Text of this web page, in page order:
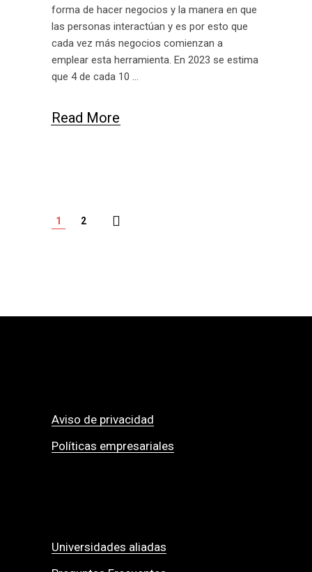
forma de hacer negocios y la manera en que
las personas interactúan y es por esto que
cada vez más negocios comienzan a
emplear esta herramienta. En 2023 se estima
que 4 de cada 10
Read More
1 2
Aviso de privacidad
Políticas empresariales
Universidades aliadas